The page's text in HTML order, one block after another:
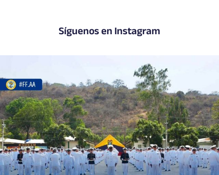
Síguenos en Instagram